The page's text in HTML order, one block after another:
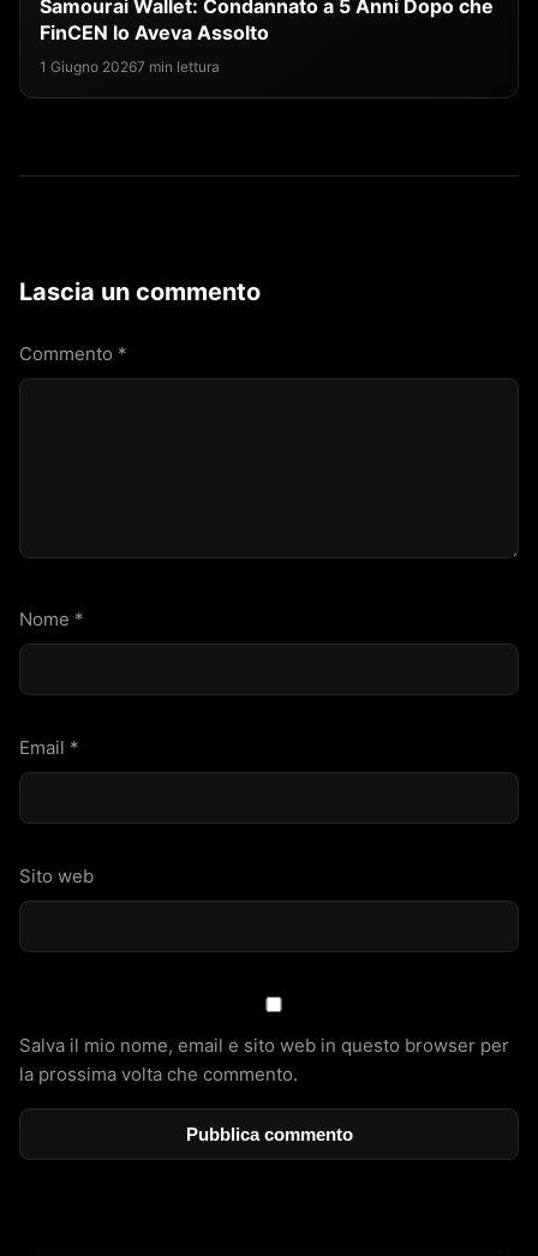
Samourai Wallet: Condannato a 5 Anni Dopo che
FinCEN lo Aveva Assolto
1 Giugno 20267 min lettura
Lascia un commento
Commento *
Nome *
Email *
Sito web
Salva il mio nome, email e sito web in questo browser per
la prossima volta che commento.